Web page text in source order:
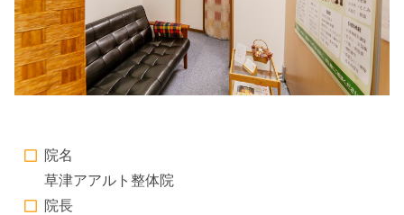
院名
草津アアルト整体院
院長